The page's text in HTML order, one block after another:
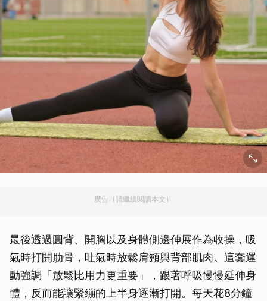
廣告（請繼續閱讀本文）
最後透過圓背、開胸以及身體側邊伸展作為收操，吸
氣時打開肋骨，吐氣時放鬆肩頸與背部肌肉。這套運
動強調「放鬆比用力更重要」，跟著呼吸慢慢延伸身
體，反而能讓緊繃的上半身逐漸打開。每天花8分鐘